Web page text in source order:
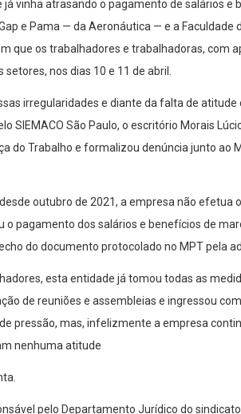
já vinha atrasando o pagamento de salários e
e Pama — da Aeronáutica — e a Faculdade
que os trabalhadores e trabalhadoras, com
nos dias 10 e 11 de abril.
irregularidades e diante da falta de
SIEMACO São Paulo, o escritório Morais
do Trabalho e formalizou denúncia junto ao
outubro de 2021, a empresa não efetua
o pagamento dos salários e benefícios de
do documento protocolado no MPT pela
esta entidade já tomou todas as
de reuniões e assembleias e ingressou
pressão, mas, infelizmente a empresa
nenhuma atitude
pelo Departamento Jurídico do